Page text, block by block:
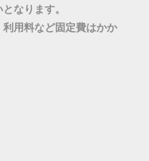
なります。
用料など固定費はかか